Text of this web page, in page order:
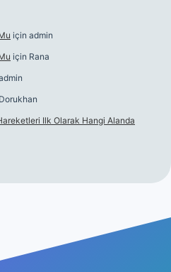
için admin
için Rana
Dorukhan
Ilk Olarak Hangi Alanda